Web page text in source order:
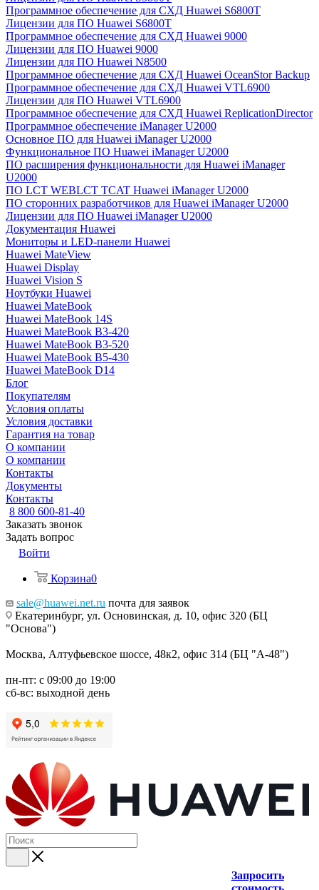
Программное обеспечение для СХД Huawei S6800T
Лицензии для ПО Huawei S6800T
Программное обеспечение для СХД Huawei 9000
Лицензии для ПО Huawei 9000
Лицензии для ПО Huawei N8500
Программное обеспечение для СХД Huawei OceanStor Backup
Программное обеспечение для СХД Huawei VTL6900
Лицензии для ПО Huawei VTL6900
Программное обеспечение для СХД Huawei ReplicationDirector
Программное обеспечение iManager U2000
Основное ПО для Huawei iManager U2000
Функциональное ПО Huawei iManager U2000
ПО расширения функциональности для Huawei iManager
U2000
ПО LCT WEBLCT TCAT Huawei iManager U2000
ПО сторонних разработчиков для Huawei iManager U2000
Лицензии для ПО Huawei iManager U2000
Документация Huawei
Мониторы и LED-панели Huawei
Huawei MateView
Huawei Display
Huawei Vision S
Ноутбуки Huawei
Huawei MateBook
Huawei MateBook 14S
Huawei MateBook B3-420
Huawei MateBook B3-520
Huawei MateBook B5-430
Huawei MateBook D14
Блог
Покупателям
Условия оплаты
Условия доставки
Гарантия на товар
О компании
О компании
Контакты
Документы
Контакты
8 800 600-81-40
Заказать звонок
Задать вопрос
Войти
Корзина0
sale@huawei.net.ru почта для заявок
Екатеринбург, ул. Основинская, д. 10, офис 320 (БЦ
"Основа")
Москва, Алтуфьевское шоссе, 48к2, офис 314 (БЦ "А-48")
пн-пт: с 09:00 до 19:00
сб-вс: выходной день
Запросить